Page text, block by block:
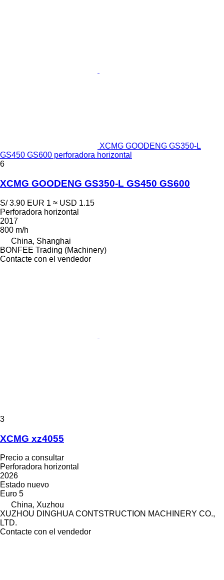
XCMG GOODENG GS350-L
GS450 GS600 perforadora horizontal
6
XCMG GOODENG GS350-L GS450 GS600
S/ 3.90 EUR 1 ≈ USD 1.15
Perforadora horizontal
2017
800 m/h
China, Shanghai
BONFEE Trading (Machinery)
Contacte con el vendedor
3
XCMG xz4055
Precio a consultar
Perforadora horizontal
2026
Estado nuevo
Euro 5
China, Xuzhou
XUZHOU DINGHUA CONTSTRUCTION MACHINERY CO.,
LTD.
Contacte con el vendedor